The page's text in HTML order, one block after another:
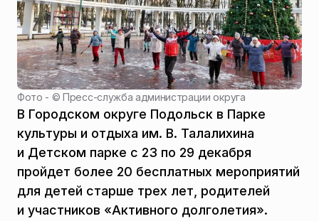
Фото - ©Пресс-служба администрации округа
В Городском округе Подольск в Парке
культуры и отдыха им. В. Талалихина
и Детском парке с 23 по 29 декабря
пройдет более 20 бесплатных мероприятий
для детей старше трех лет, родителей
и участников «Активного долголетия».